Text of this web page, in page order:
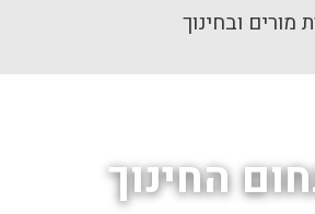
ובחינוך
החינוך